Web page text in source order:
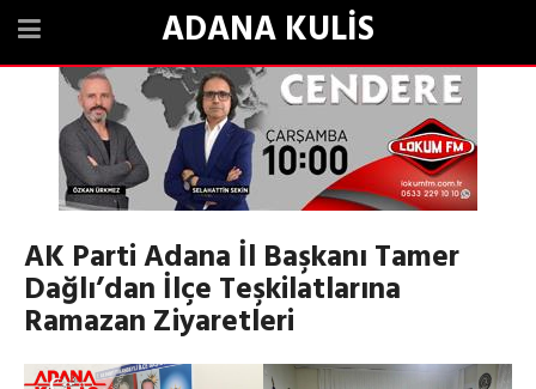
ADANA KULİS
AK Parti Adana İl Başkanı Tamer
Dağlı’dan İlçe Teşkilatlarına
Ramazan Ziyaretleri